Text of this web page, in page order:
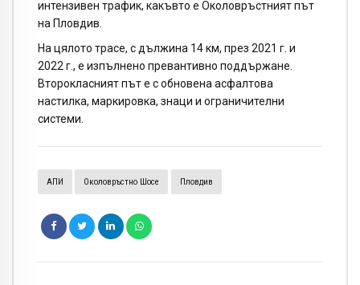
интензивен трафик, какъвто е Околовръстният път
на Пловдив.
На цялото трасе, с дължина 14 км, през 2021 г. и
2022 г., е изпълнено превантивно поддържане.
Второкласният път е с обновена асфалтова
настилка, маркировка, знаци и ограничителни
системи.
АПИ Околовръстно Шосе Пловдив